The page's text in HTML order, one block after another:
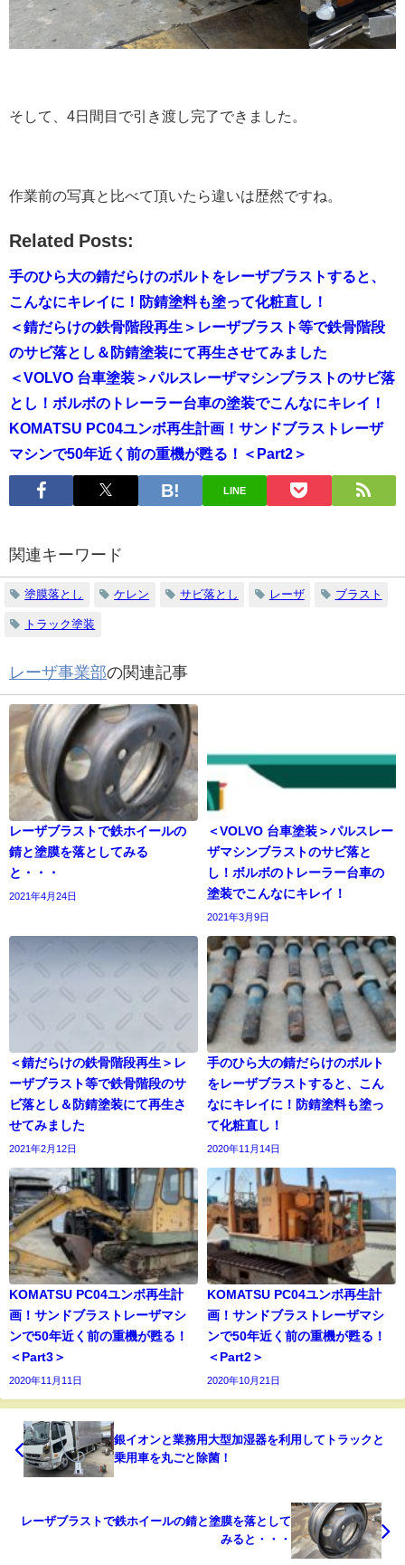
そして、4日間目で引き渡し完了できました。
作業前の写真と比べて頂いたら違いは歴然ですね。
Related Posts:
手のひら大の錆だらけのボルトをレーザブラストすると、
こんなにキレイに！防錆塗料も塗って化粧直し！
＜錆だらけの鉄骨階段再生＞レーザブラスト等で鉄骨階段
のサビ落とし＆防錆塗装にて再生させてみました
＜VOLVO 台車塗装＞パルスレーザマシンブラストのサビ落
とし！ボルボのトレーラー台車の塗装でこんなにキレイ！
KOMATSU PC04ユンボ再生計画！サンドブラストレーザ
マシンで50年近く前の重機が甦る！＜Part2＞
LINE
関連キーワード
塗膜落とし ケレン サビ落とし レーザ ブラスト
トラック塗装
レーザ事業部の関連記事
レーザブラストで鉄ホイールの
錆と塗膜を落としてみる
と・・・
2021年4月24日
＜VOLVO 台車塗装＞パルスレー
ザマシンブラストのサビ落と
し！ボルボのトレーラー台車の
塗装でこんなにキレイ！
2021年3月9日
＜錆だらけの鉄骨階段再生＞レ
ーザブラスト等で鉄骨階段のサ
ビ落とし＆防錆塗装にて再生さ
せてみました
2021年2月12日
手のひら大の錆だらけのボルト
をレーザブラストすると、こん
なにキレイに！防錆塗料も塗っ
て化粧直し！
2020年11月14日
KOMATSU PC04ユンボ再生計
画！サンドブラストレーザマシ
ンで50年近く前の重機が甦る！
＜Part3＞
2020年11月11日
KOMATSU PC04ユンボ再生計
画！サンドブラストレーザマシ
ンで50年近く前の重機が甦る！
＜Part2＞
2020年10月21日
銀イオンと業務用大型加湿器を利用してトラックと
乗用車を丸ごと除菌！
レーザブラストで鉄ホイールの錆と塗膜を落として
みると・・・